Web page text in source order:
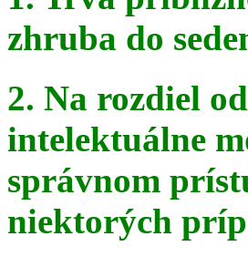
zhruba do
2. Na rozdiel
intelektuálne
správnom
niektorých